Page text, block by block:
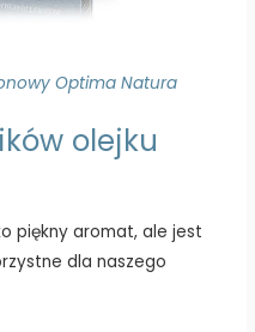
Optima Natura
olejku
piękny aromat, ale jest
dla naszego